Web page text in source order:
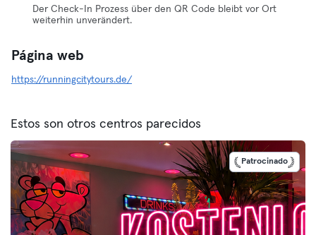
Der Check-In Prozess über den QR Code bleibt vor Ort
weiterhin unverändert.
Página web
https://runningcitytours.de/
Estos son otros centros parecidos
Patrocinado